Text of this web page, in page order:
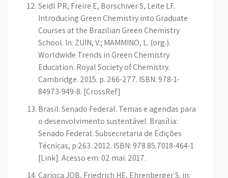
Seidl PR, Freire E, Borschiver S, Leite LF.
Introducing Green Chemistry into Graduate
Courses at the Brazilian Green Chemistry
School. In: ZUIN, V.; MAMMINO, L. (org.).
Worldwide Trends in Green Chemistry
Education. Royal Society of Chemistry.
Cambridge. 2015. p. 266-277. ISBN: 978-1-
84973-949-8. [CrossRef]
Brasil. Senado Federal. Temas e agendas para
o desenvolvimento sustentável. Brasília:
Senado Federal. Subsecretaria de Edições
Técnicas, p.263. 2012. ISBN: 978.85.7018-464-1
[Link]. Acesso em: 02 mai. 2017.
Carioca JOB, Friedrich HE, Ehrenberger S. in: